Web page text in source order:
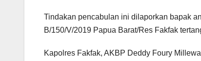
Tindakan pencabulan ini dilaporkan bapak
B/150/V/2019 Papua Barat/Res Fakfak
Kapolres Fakfak, AKBP Deddy Foury